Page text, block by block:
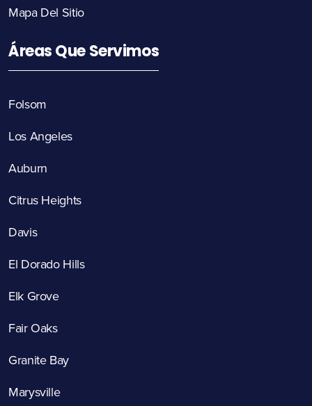
Mapa Del Sitio
Áreas Que Servimos
Folsom
Los Angeles
Auburn
Citrus Heights
Davis
El Dorado Hills
Elk Grove
Fair Oaks
Granite Bay
Marysville